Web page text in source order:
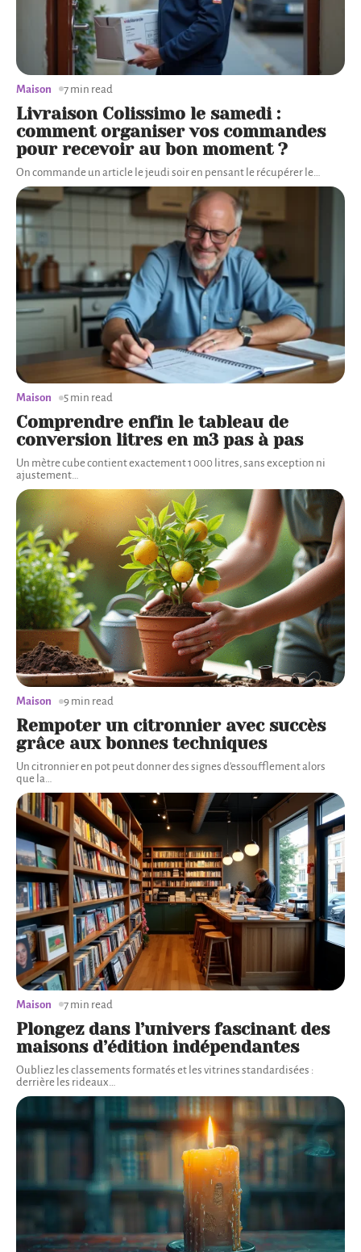
Livraison Colissimo le samedi :
comment organiser vos commandes
pour recevoir au bon moment ?
On commande un article le jeudi soir en pensant le récupérer le
Maison 7 min read
Comprendre enfin le tableau de
conversion litres en m3 pas à pas
Un mètre cube contient exactement 1 000 litres, sans exception ni
ajustement…
Maison 5 min read
Rempoter un citronnier avec succès
grâce aux bonnes techniques
Un citronnier en pot peut donner des signes d'essoufflement alors
que la…
Maison 9 min read
Plongez dans l’univers fascinant des
maisons d’édition indépendantes
Oubliez les classements formatés et les vitrines standardisées :
derrière les rideaux
Maison 7 min read